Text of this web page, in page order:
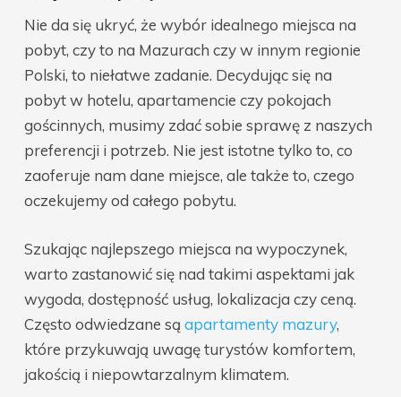
Nie da się ukryć, że wybór idealnego miejsca na
pobyt, czy to na Mazurach czy w innym regionie
Polski, to niełatwe zadanie. Decydując się na
pobyt w hotelu, apartamencie czy pokojach
gościnnych, musimy zdać sobie sprawę z naszych
preferencji i potrzeb. Nie jest istotne tylko to, co
zaoferuje nam dane miejsce, ale także to, czego
oczekujemy od całego pobytu.
Szukając najlepszego miejsca na wypoczynek,
warto zastanowić się nad takimi aspektami jak
wygoda, dostępność usług, lokalizacja czy ceną.
Często odwiedzane są apartamenty mazury,
które przykuwają uwagę turystów komfortem,
jakością i niepowtarzalnym klimatem.